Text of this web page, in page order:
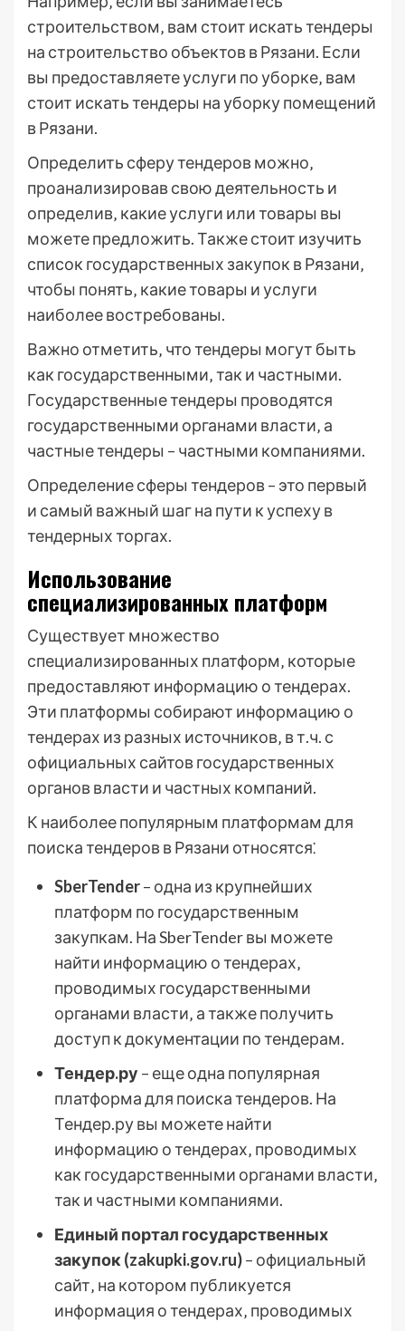
строительством‚ вам стоит искать тендеры
на строительство объектов в Рязани. Если
вы предоставляете услуги по уборке‚ вам
стоит искать тендеры на уборку помещений
в Рязани.
Определить сферу тендеров можно‚
проанализировав свою деятельность и
определив‚ какие услуги или товары вы
можете предложить. Также стоит изучить
список государственных закупок в Рязани‚
чтобы понять‚ какие товары и услуги
наиболее востребованы.
Важно отметить‚ что тендеры могут быть
как государственными‚ так и частными.
Государственные тендеры проводятся
государственными органами власти‚ а
частные тендеры – частными компаниями.
Определение сферы тендеров – это первый
и самый важный шаг на пути к успеху в
тендерных торгах.
Использование
специализированных платформ
Существует множество
специализированных платформ‚ которые
предоставляют информацию о тендерах.
Эти платформы собирают информацию о
тендерах из разных источников‚ в т.ч. с
официальных сайтов государственных
органов власти и частных компаний.
К наиболее популярным платформам для
поиска тендеров в Рязани относятся⁚
SberTender– одна из крупнейших
платформ по государственным
закупкам. На SberTender вы можете
найти информацию о тендерах‚
проводимых государственными
органами власти‚ а также получить
доступ к документации по тендерам.
Тендер.ру – еще одна популярная
платформа для поиска тендеров. На
Тендер.ру вы можете найти
информацию о тендерах‚ проводимых
как государственными органами власти‚
так и частными компаниями.
Единый портал государственных
закупок (zakupki.gov.ru)– официальный
сайт‚ на котором публикуется
информация о тендерах‚ проводимых